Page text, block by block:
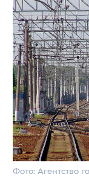
Фото: Агентство